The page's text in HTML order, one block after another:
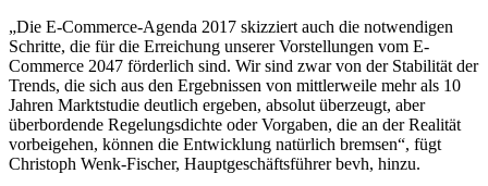
„Die E-Commerce-Agenda 2017 skizziert auch die notwendigen
Schritte, die für die Erreichung unserer Vorstellungen vom E-
Commerce 2047 förderlich sind. Wir sind zwar von der Stabilität der
Trends, die sich aus den Ergebnissen von mittlerweile mehr als 10
Jahren Marktstudie deutlich ergeben, absolut überzeugt, aber
überbordende Regelungsdichte oder Vorgaben, die an der Realität
vorbeigehen, können die Entwicklung natürlich bremsen“, fügt
Christoph Wenk-Fischer, Hauptgeschäftsführer bevh, hinzu.